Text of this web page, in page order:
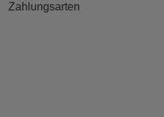
Zahlungsarten